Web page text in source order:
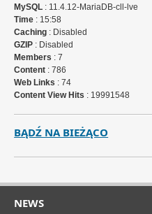
MySQL : 11.4.12-MariaDB-cll-lve
Time : 15:58
Caching : Disabled
GZIP : Disabled
Members : 7
Content : 786
Web Links : 74
Content View Hits : 19991548
BĄDŹ NA BIEŻĄCO
NEWS